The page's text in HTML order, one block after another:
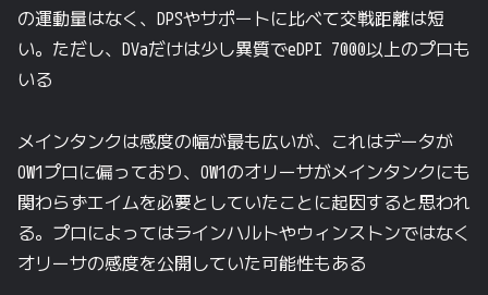
の運動量はなく、DPSやサポートに比べて交戦距離は短
い。ただし、DVaだけは少し異質でeDPI 7000以上のプロも
いる
メインタンクは感度の幅が最も広いが、これはデータが
OW1プロに偏っており、OW1のオリーサがメインタンクにも
関わらずエイムを必要としていたことに起因すると思われ
る。プロによってはラインハルトやウィンストンではなく
オリーサの感度を公開していた可能性もある